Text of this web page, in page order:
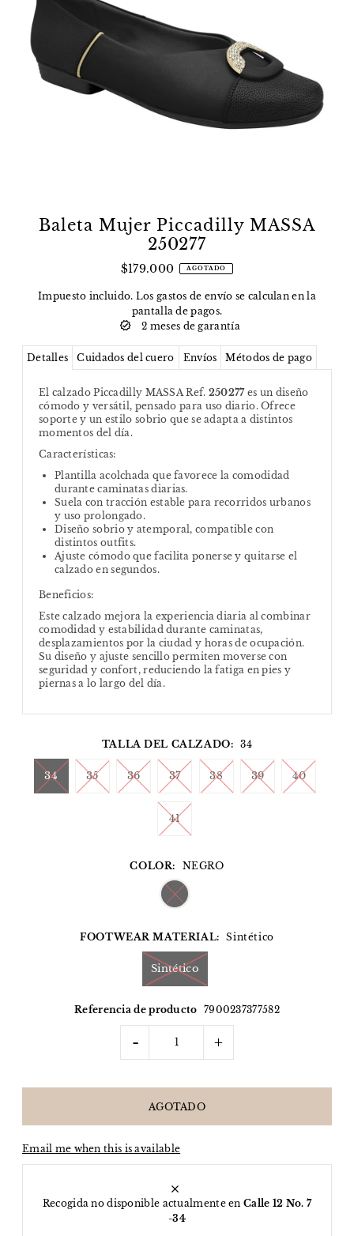
Baleta Mujer Piccadilly MASSA
250277
$179.000 AGOTADO
Impuesto incluido. Los gastos de envío se calculan en la
pantalla de pagos.
2 meses de garantía
Detalles Cuidados del cuero Envíos Métodos de pago
El calzado Piccadilly MASSA Ref. 250277es un diseño
cómodo y versátil, pensado para uso diario. Ofrece
soporte y un estilo sobrio que se adapta a distintos
momentos del día.
Características:
Plantilla acolchada que favorece la comodidad
durante caminatas diarias.
Suela con tracción estable para recorridos urbanos
y uso prolongado.
Diseño sobrio y atemporal, compatible con
distintos outfits.
Ajuste cómodo que facilita ponerse y quitarse el
calzado en segundos.
Beneficios:
Este calzado mejora la experiencia diaria al combinar
comodidad y estabilidad durante caminatas,
desplazamientos por la ciudad y horas de ocupación.
Su diseño y ajuste sencillo permiten moverse con
seguridad y confort, reduciendo la fatiga en pies y
piernas a lo largo del día.
TALLA DEL CALZADO: 34
34 35 36 37 38 39 40
41
COLOR: NEGRO
FOOTWEAR MATERIAL: Sintético
Sintético
Referencia de producto 7900237377582
- +
Email me when this is available
Recogida no disponible actualmente enCalle 12 No. 7
-34